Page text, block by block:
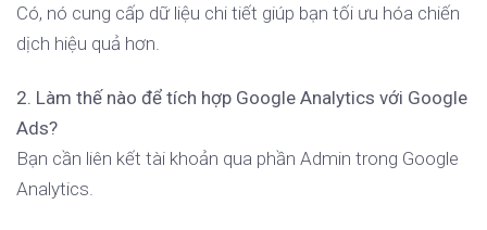
Có, nó cung cấp dữ liệu chi tiết giúp bạn tối ưu hóa chiến
dịch hiệu quả hơn.
2. Làm thế nào để tích hợp Google Analytics với Google
Ads?
Bạn cần liên kết tài khoản qua phần Admin trong Google
Analytics.